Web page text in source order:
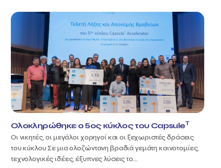
Ολοκληρώθηκε ο 5ος κύκλος του CapsuleT
Οι νικητές, οι μεγάλοι χορηγοί και οι ξεχωριστές δράσεις
του κύκλου Σε μια ολοζώντανη βραδιά γεμάτη καινοτομίες,
τεχνολογικές ιδέες, έξυπνες λύσεις το...